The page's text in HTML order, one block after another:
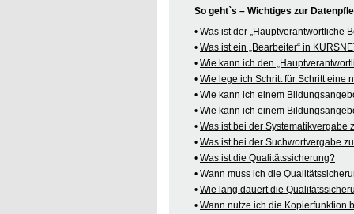
So geht`s – Wichtiges zur
• Was ist der „Hauptverantwortliche
• Was ist ein „Bearbeiter“ in
• Wie kann ich den
• Wie lege ich Schritt für Schritt eine
• Wie kann ich einem
• Wie kann ich einem
• Was ist bei der Systematikvergabe
• Was ist bei der Suchwortvergabe
• Was ist die Qualitätssicherung?
• Wann muss ich die
• Wie lang dauert die
• Wann nutze ich die Kopierfunktion